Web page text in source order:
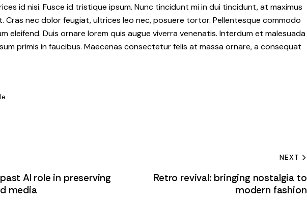
id nisi. Fusce id tristique ipsum. Nunc tincidunt mi in dui tincidunt, at maximus
Cras nec dolor feugiat, ultrices leo nec, posuere tortor. Pellentesque commodo
eleifend. Duis ornare lorem quis augue viverra venenatis. Interdum et malesuada
primis in faucibus. Maecenas consectetur felis at massa ornare, a consequat
AI role in preserving
media
NEXT
Retro revival: bringing nostalgia to
modern fashion